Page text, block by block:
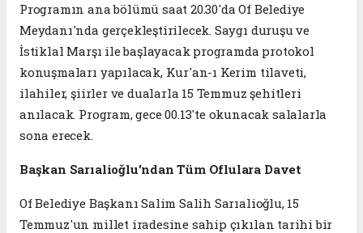
Programın ana bölümü saat 20.30'da Of Belediye
Meydanı'nda gerçekleştirilecek. Saygı duruşu ve
İstiklal Marşı ile başlayacak programda protokol
konuşmaları yapılacak, Kur'an-ı Kerim tilaveti,
ilahiler, şiirler ve dualarla 15 Temmuz şehitleri
anılacak. Program, gece 00.13'te okunacak salalarla
sona erecek.
Başkan Sarıalioğlu'ndan Tüm Oflulara Davet
Of Belediye Başkanı Salim Salih Sarıalioğlu, 15
Temmuz'un millet iradesine sahip çıkılan tarihi bir